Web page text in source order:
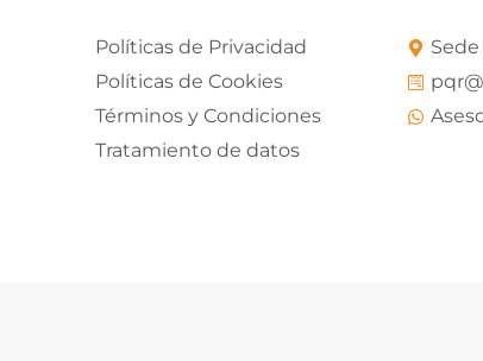
Políticas de Privacidad
Políticas de Cookies
Términos y Condiciones
Tratamiento de datos